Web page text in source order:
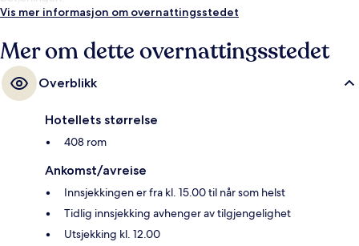
Vis mer informasjon om overnattingsstedet
Mer om dette overnattingsstedet
Overblikk
Hotellets størrelse
408 rom
Ankomst/avreise
Innsjekkingen er fra kl. 15.00 til når som helst
Tidlig innsjekking avhenger av tilgjengelighet
Utsjekking kl. 12.00